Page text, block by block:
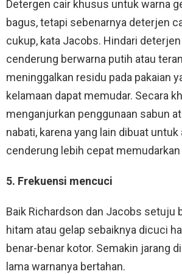
Detergen cair khusus untuk warna
bagus, tetapi sebenarnya deterjen
cukup, kata Jacobs. Hindari
cenderung berwarna putih atau
meninggalkan residu pada pakaian
kelamaan dapat memudar. Secara
menganjurkan penggunaan sabun
nabati, karena yang lain dibuat
cenderung lebih cepat memudarkan
5. Frekuensi mencuci
Baik Richardson dan Jacobs setuju
hitam atau gelap sebaiknya dicuci
benar-benar kotor. Semakin jarang
lama warnanya bertahan.